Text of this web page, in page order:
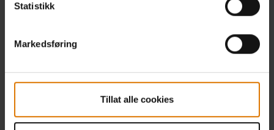
Statistikk
Markedsføring
Tillat alle cookies